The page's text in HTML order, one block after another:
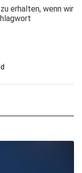
erhalten, wenn wir